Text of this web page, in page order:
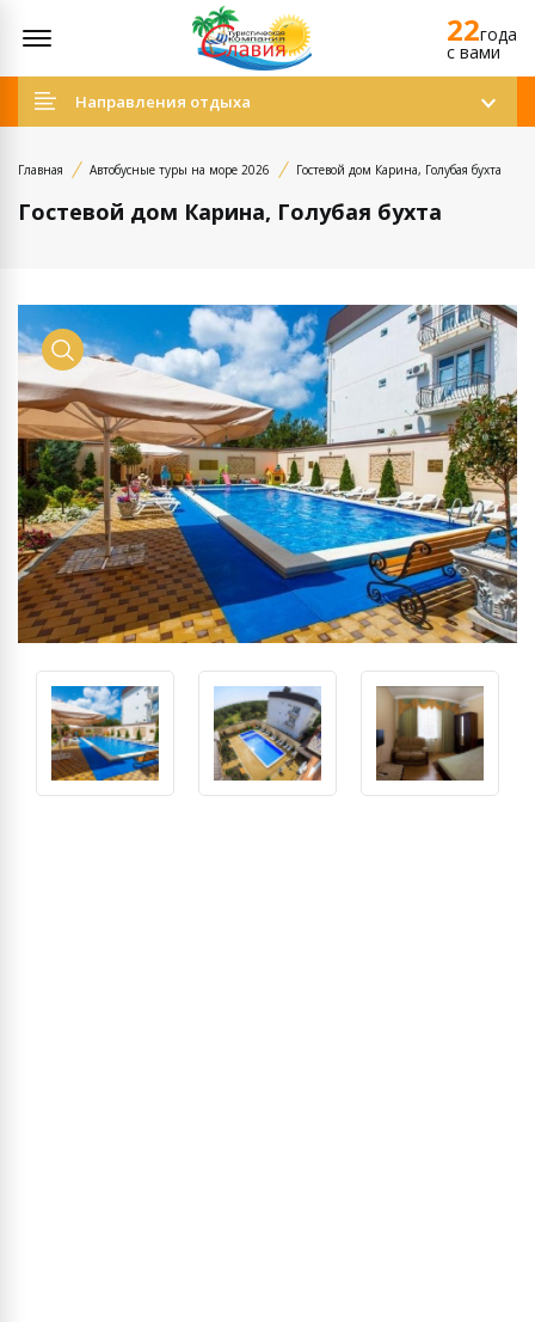
22года
c вами
Направления отдыха
Главная Автобусные туры на море 2026 Гостевой дом Карина, Голубая бухта
Гостевой дом Карина, Голубая бухта
Просмотр